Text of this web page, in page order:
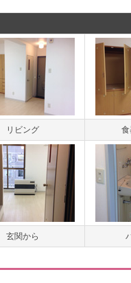
リビング
玄関から